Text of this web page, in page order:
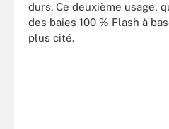
durs. Ce deuxième usage,
des baies 100 % Flash à
plus cité.